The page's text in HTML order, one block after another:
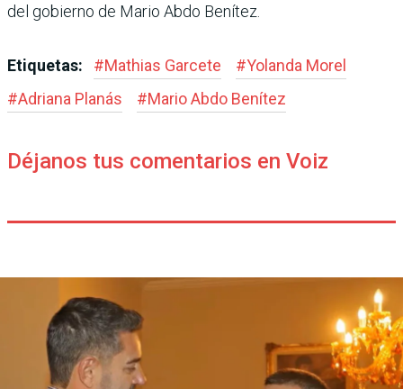
del gobierno de Mario Abdo Benítez.
Etiquetas: #Mathias Garcete #Yolanda Morel
#Adriana Planás #Mario Abdo Benítez
Déjanos tus comentarios en Voiz